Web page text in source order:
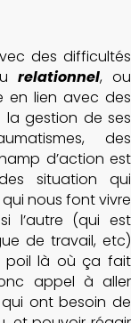
des difficultés
relationnel, ou
en lien avec des
la gestion de ses
des
d’action est
situation qui
nous font vivre
l’autre (qui est
de travail, etc)
poil là où ça fait
appel à aller
ont besoin de